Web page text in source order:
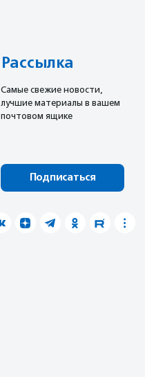
Рассылка
Cамые свежие новости,
лучшие материалы в вашем
почтовом ящике
Подписаться